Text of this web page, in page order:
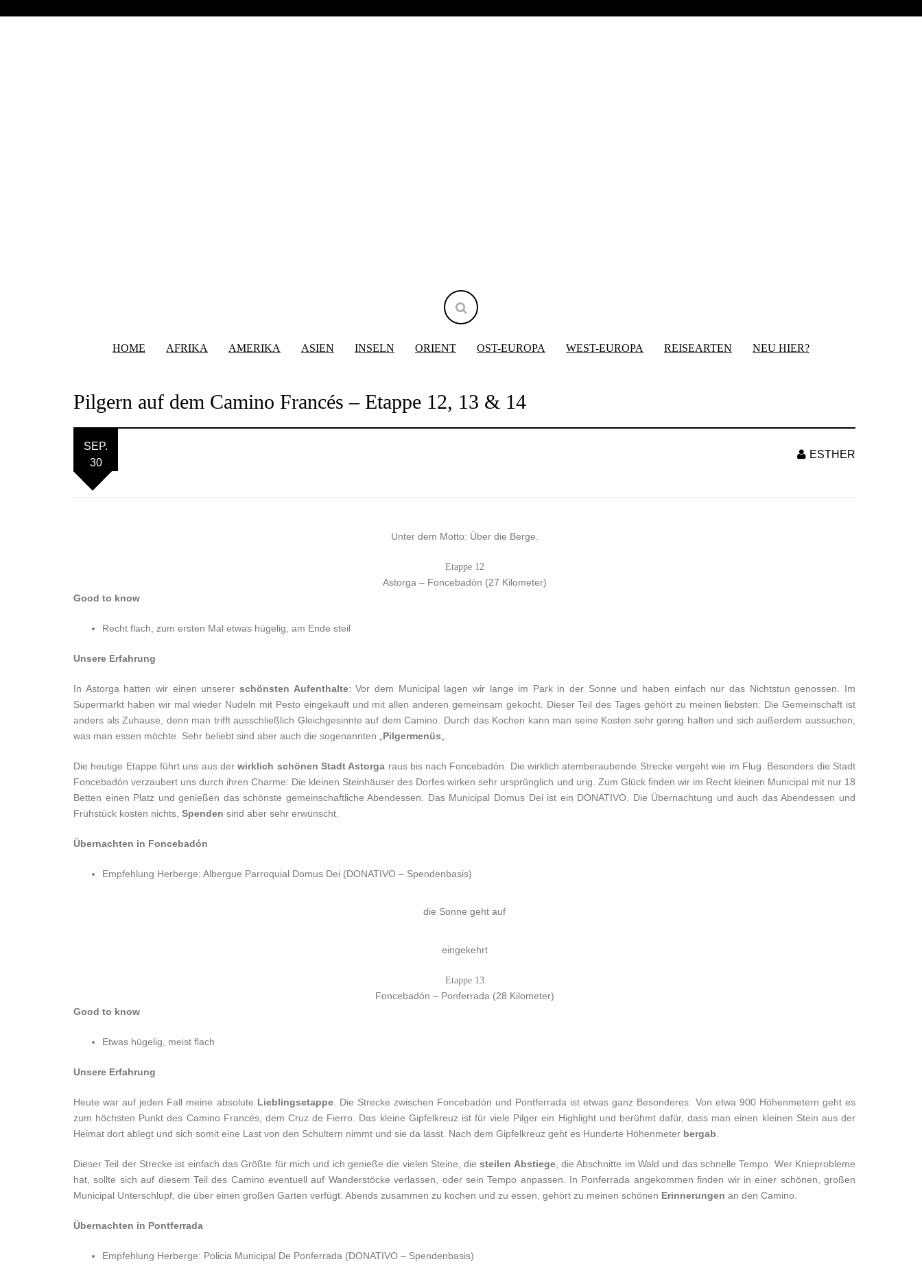
HOME AFRIKA AMERIKA ASIEN INSELN ORIENT OST-EUROPA WEST-EUROPA REISEARTEN NEU HIER?
Pilgern auf dem Camino Francés – Etappe 12, 13 & 14
SEP.
30
ESTHER
Unter dem Motto: Über die Berge.
Etappe 12
Astorga – Foncebadón (27 Kilometer)
Good to know
Recht flach, zum ersten Mal etwas hügelig, am Ende steil
Unsere Erfahrung
In Astorga hatten wir einen unserer schönsten Aufenthalte: Vor dem Municipal lagen wir lange im Park in der Sonne und haben einfach nur das Nichtstun genossen. Im
Supermarkt haben wir mal wieder Nudeln mit Pesto eingekauft und mit allen anderen gemeinsam gekocht. Dieser Teil des Tages gehört zu meinen liebsten: Die Gemeinschaft ist
anders als Zuhause, denn man trifft ausschließlich Gleichgesinnte auf dem Camino. Durch das Kochen kann man seine Kosten sehr gering halten und sich außerdem aussuchen,
was man essen möchte. Sehr beliebt sind aber auch die sogenannten „ Pilgermenüs
Die heutige Etappe führt uns aus derwirklich schönen Stadt Astorga raus bis nach Foncebadón. Die wirklich atemberaubende Strecke vergeht wie im Flug. Besonders die Stadt
Foncebadón verzaubert uns durch ihren Charme: Die kleinen Steinhäuser des Dorfes wirken sehr ursprünglich und urig. Zum Glück finden wir im Recht kleinen Municipal mit nur 18
Betten einen Platz und genießen das schönste gemeinschaftliche Abendessen. Das Municipal Domus Dei ist ein DONATIVO. Die Übernachtung und auch das Abendessen und
Frühstück kosten nichts, Spenden sind aber sehr erwünscht.
Übernachten in Foncebadón
Empfehlung Herberge: Albergue Parroquial Domus Dei (DONATIVO – Spendenbasis)
die Sonne geht auf
eingekehrt
Etappe 13
Foncebadón – Ponferrada (28 Kilometer)
Good to know
Etwas hügelig, meist flach
Unsere Erfahrung
Heute war auf jeden Fall meine absolute Lieblingsetappe. Die Strecke zwischen Foncebadón und Pontferrada ist etwas ganz Besonderes: Von etwa 900 Höhenmetern geht es
zum höchsten Punkt des Camino Francés, dem Cruz de Fierro. Das kleine Gipfelkreuz ist für viele Pilger ein Highlight und berühmt dafür, dass man einen kleinen Stein aus der
Heimat dort ablegt und sich somit eine Last von den Schultern nimmt und sie da lässt. Nach dem Gipfelkreuz geht es Hunderte Höhenmeter bergab
Dieser Teil der Strecke ist einfach das Größte für mich und ich genieße die vielen Steine, diesteilen Abstiege, die Abschnitte im Wald und das schnelle Tempo. Wer Knieprobleme
hat, sollte sich auf diesem Teil des Camino eventuell auf Wanderstöcke verlassen, oder sein Tempo anpassen. In Ponferrada angekommen finden wir in einer schönen, großen
Municipal Unterschlupf, die über einen großen Garten verfügt. Abends zusammen zu kochen und zu essen, gehört zu meinen schönen Erinnerungen an den Camino.
Übernachten in Pontferrada
Empfehlung Herberge: Policia Municipal De Ponferrada (DONATIVO – Spendenbasis)